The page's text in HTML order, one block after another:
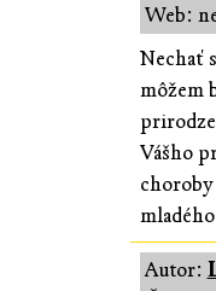
Web:
Nechať
môžem
Vášho
Autor: